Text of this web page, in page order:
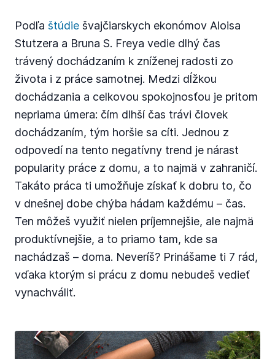
Podľa štúdie švajčiarskych ekonómov Aloisa
Stutzera a Bruna S. Freya vedie dlhý čas
trávený dochádzaním k zníženej radosti zo
života i z práce samotnej. Medzi dĺžkou
dochádzania a celkovou spokojnosťou je pritom
nepriama úmera: čím dlhší čas trávi človek
dochádzaním, tým horšie sa cíti. Jednou z
odpovedí na tento negatívny trend je nárast
popularity práce z domu, a to najmä v zahraničí.
Takáto práca ti umožňuje získať k dobru to, čo
v dnešnej dobe chýba hádam každému – čas.
Ten môžeš využiť nielen príjemnejšie, ale najmä
produktívnejšie, a to priamo tam, kde sa
nachádzaš – doma. Neveríš? Prinášame ti 7 rád,
vďaka ktorým si prácu z domu nebudeš vedieť
vynachváliť.